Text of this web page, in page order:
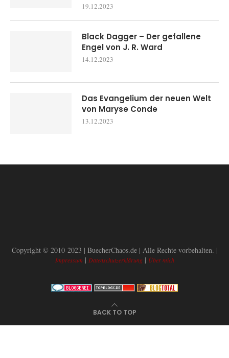
19.12.2023
Black Dagger – Der gefallene
Engel von J. R. Ward
14.12.2023
Das Evangelium der neuen Welt
von Maryse Conde
13.12.2023
Copyright © 2010-2023 | BuecherChaos.de | Alle Rechte vorbehalten. |
Impressum | Datenschutzerklärung| Über mich
BACK TO TOP